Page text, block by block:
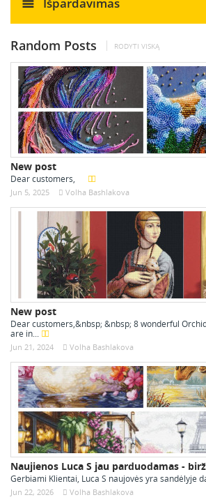
Random Posts RODYTI VISKĄ
New post
Dear customers,
Jun 5, 2025 Volha Bashlakova
New post
Dear customers,&nbsp; &nbsp; 8 wonderful
are in...
Jun 21, 2024 Volha Bashlakova
Naujienos Luca S jau parduodamas -
Gerbiami Klientai, Luca S naujovės yra sandėlyje
Jun 22, 2026 Volha Bashlakova